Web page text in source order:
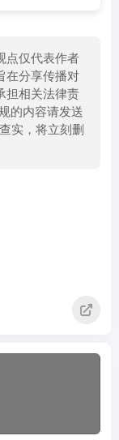
点仅代表作者
在分享传播对
担相关法律责
的内容请发送
实，将立刻删